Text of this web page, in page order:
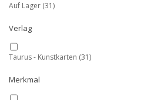
Auf Lager (31)
Verlag
Taurus - Kunstkarten (31)
Merkmal